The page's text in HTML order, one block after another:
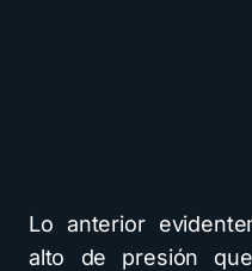
Lo anterior
alto de presión